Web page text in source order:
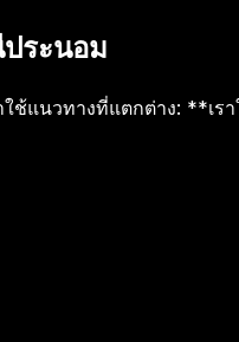
ประนอม
ใช้แนวทางที่แตกต่าง: